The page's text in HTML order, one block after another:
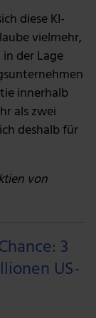
diese KI-
vielmehr,
der Lage
innerhalb
als zwei
deshalb für
von
3
US-